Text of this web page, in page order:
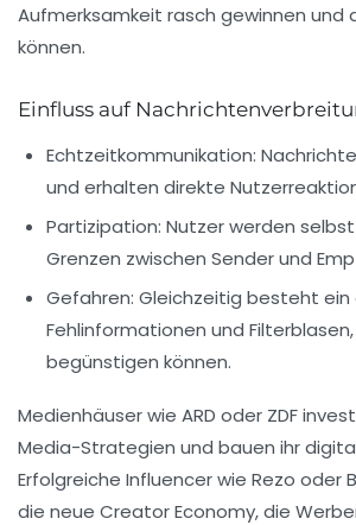
Aufmerksamkeit rasch gewinnen
können.
Einfluss auf
Echtzeitkommunikation:
und erhalten direkte
Partizipation: Nutzer werden
Grenzen zwischen Sender und
Gefahren: Gleichzeitig besteht ein
Fehlinformationen und
begünstigen können.
Medienhäuser wie ARD oder ZDF
Media-Strategien und bauen ihr
Erfolgreiche Influencer wie Rezo
die neue Creator Economy, die